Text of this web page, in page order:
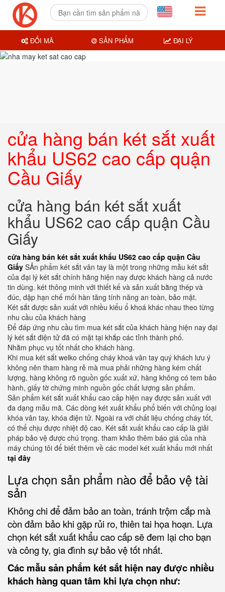
cửa hàng bán két sắt xuất
khẩu US62 cao cấp quận
Cầu Giấy
cửa hàng bán két sắt xuất
khẩu US62 cao cấp quận Cầu
Giấy
cửa hàng bán két sắt xuất khẩu US62 cao cấp quận Cầu
Giấy SẢn phẩm két sắt vân tay là một trong những mẫu két sắt
của đại lý két sắt chính hãng hiện nay được khách hàng cả nước
tin dùng. két thông minh với thiết kế và sản xuất bằng thép và
đúc, dập hạn chế mối hàn tăng tính năng an toàn, bảo mật.
Két sắt được sản xuất với nhiều kiểu ổ khoá khác nhau theo từng
nhu cầu của khách hàng
Để đáp ứng nhu cầu tìm mua két sắt của khách hàng hiện nay đại
lý két sắt điện tử đã có mặt tại khắp các tỉnh thành phố.
Nhằm phục vụ tốt nhất cho khách hàng.
Khi mua két sắt welko chống cháy khoá vân tay quý khách lưu ý
không nên tham hàng rẻ mà mua phải những hàng kém chất
lượng, hàng không rõ nguồn gốc xuất xứ, hàng không có tem bảo
hành, giấy tờ chứng minh nguồn gốc chất lượng sản phẩm.
Sản phẩm két sắt xuất khẩu cao cấp hiện nay được sản xuất với
đa dạng mẫu mã. Các dòng két xuất khẩu phổ biến với chủng loại
khóa vân tay, khóa điện tử. Ngoài ra với chất liệu chống cháy tốt,
có thể chịu được nhiệt độ cao. Két sắt xuất khẩu cao cấp là giải
pháp bảo vệ được chú trọng. tham khảo thêm báo giá của nhà
máy chúng tôi để biết thêm về các model két xuất khẩu mới nhất
tại đây
Lựa chọn sản phẩm nào để bảo vệ tài
sản
Không chi để đảm bảo an toàn, tránh trộm cắp mà
còn đảm bảo khi gặp rủi ro, thiên tai họa hoạn. Lựa
chọn két sắt xuất khẩu cao cấp sẽ đem lại cho bạn
và công ty, gia đình sự bảo vệ tốt nhất.
Các mẫu sản phẩm két sắt hiện nay được nhiều
khách hàng quan tâm khi lựa chọn như:
ĐỔI MÃ SẢN PHẨM ĐẠI LÝ